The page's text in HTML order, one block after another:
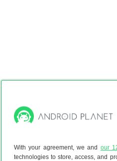
With your agreement, we and our
technologies to store, access, and
Heeft dit artikel je geholpen?